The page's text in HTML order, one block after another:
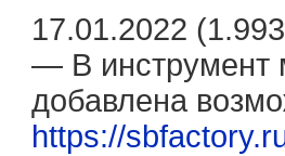
17.01.2022
— В инструмент
добавлена
https://